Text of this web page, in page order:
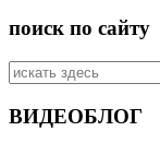
поиск по сайту
Искать:
ВИДЕОБЛОГ